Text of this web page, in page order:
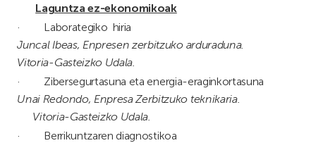
Laguntza ez-ekonomikoak
· Laborategiko hiria
Juncal Ibeas, Enpresen zerbitzuko arduraduna.
Vitoria-Gasteizko Udala.
· Zibersegurtasuna eta energia-eraginkortasuna
Unai Redondo, Enpresa Zerbitzuko teknikaria.
Vitoria-Gasteizko Udala.
· Berrikuntzaren diagnostikoa